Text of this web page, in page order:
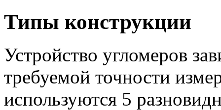
Типы конструкции
Устройство угломеров
требуемой точности
используются 5